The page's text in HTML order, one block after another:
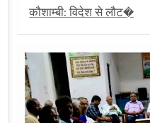
कौशाम्बी: विदेश से लौट�